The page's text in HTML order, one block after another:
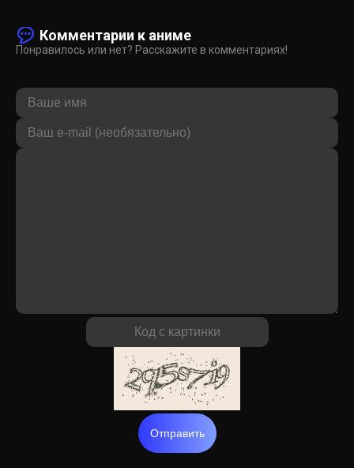
Комментарии к аниме
Понравилось или нет? Расскажите в комментариях!
Отправить